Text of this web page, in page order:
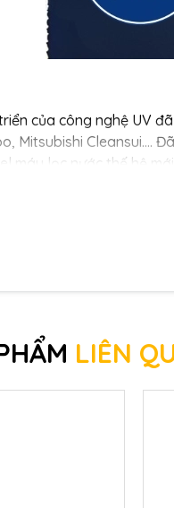
của công nghệ UV
Mitsubishi Cleansui....
máy lọc nước thế hệ mới
của đèn UV trong hệ
rộng tới việc tối ưu hóa
đó, nhờ không sử dụng
người già, trẻ nhỏ hoặc
LIÊN